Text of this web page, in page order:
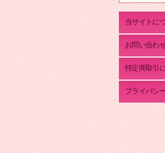
当サイトに
お問い合わ
特定商取引
プライバシ